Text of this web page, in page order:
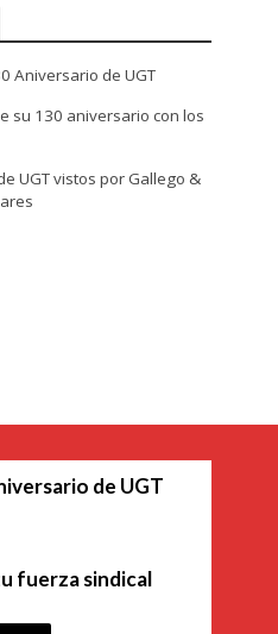
Aniversario de UGT
su 130 aniversario con los
UGT vistos por Gallego &
de UGT
fuerza sindical